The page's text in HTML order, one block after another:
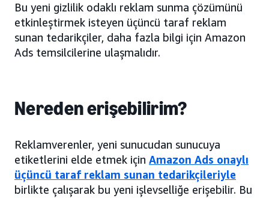
Bu yeni gizlilik odaklı reklam sunma çözümünü
etkinleştirmek isteyen üçüncü taraf reklam
sunan tedarikçiler, daha fazla bilgi için Amazon
Ads temsilcilerine ulaşmalıdır.
Nereden erişebilirim?
Reklamverenler, yeni sunucudan sunucuya
etiketlerini elde etmek için Amazon Ads onaylı
üçüncü taraf reklam sunan tedarikçileriyle
birlikte çalışarak bu yeni işlevselliğe erişebilir. Bu